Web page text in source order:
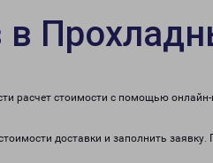
в
расчет стоимости с помощью онлайн-
доставки и заполнить заявку.